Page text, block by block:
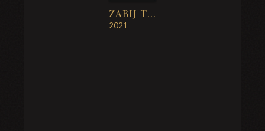
ZABIJ TO I WYJEDŹ Z TEGO MIASTA
2021